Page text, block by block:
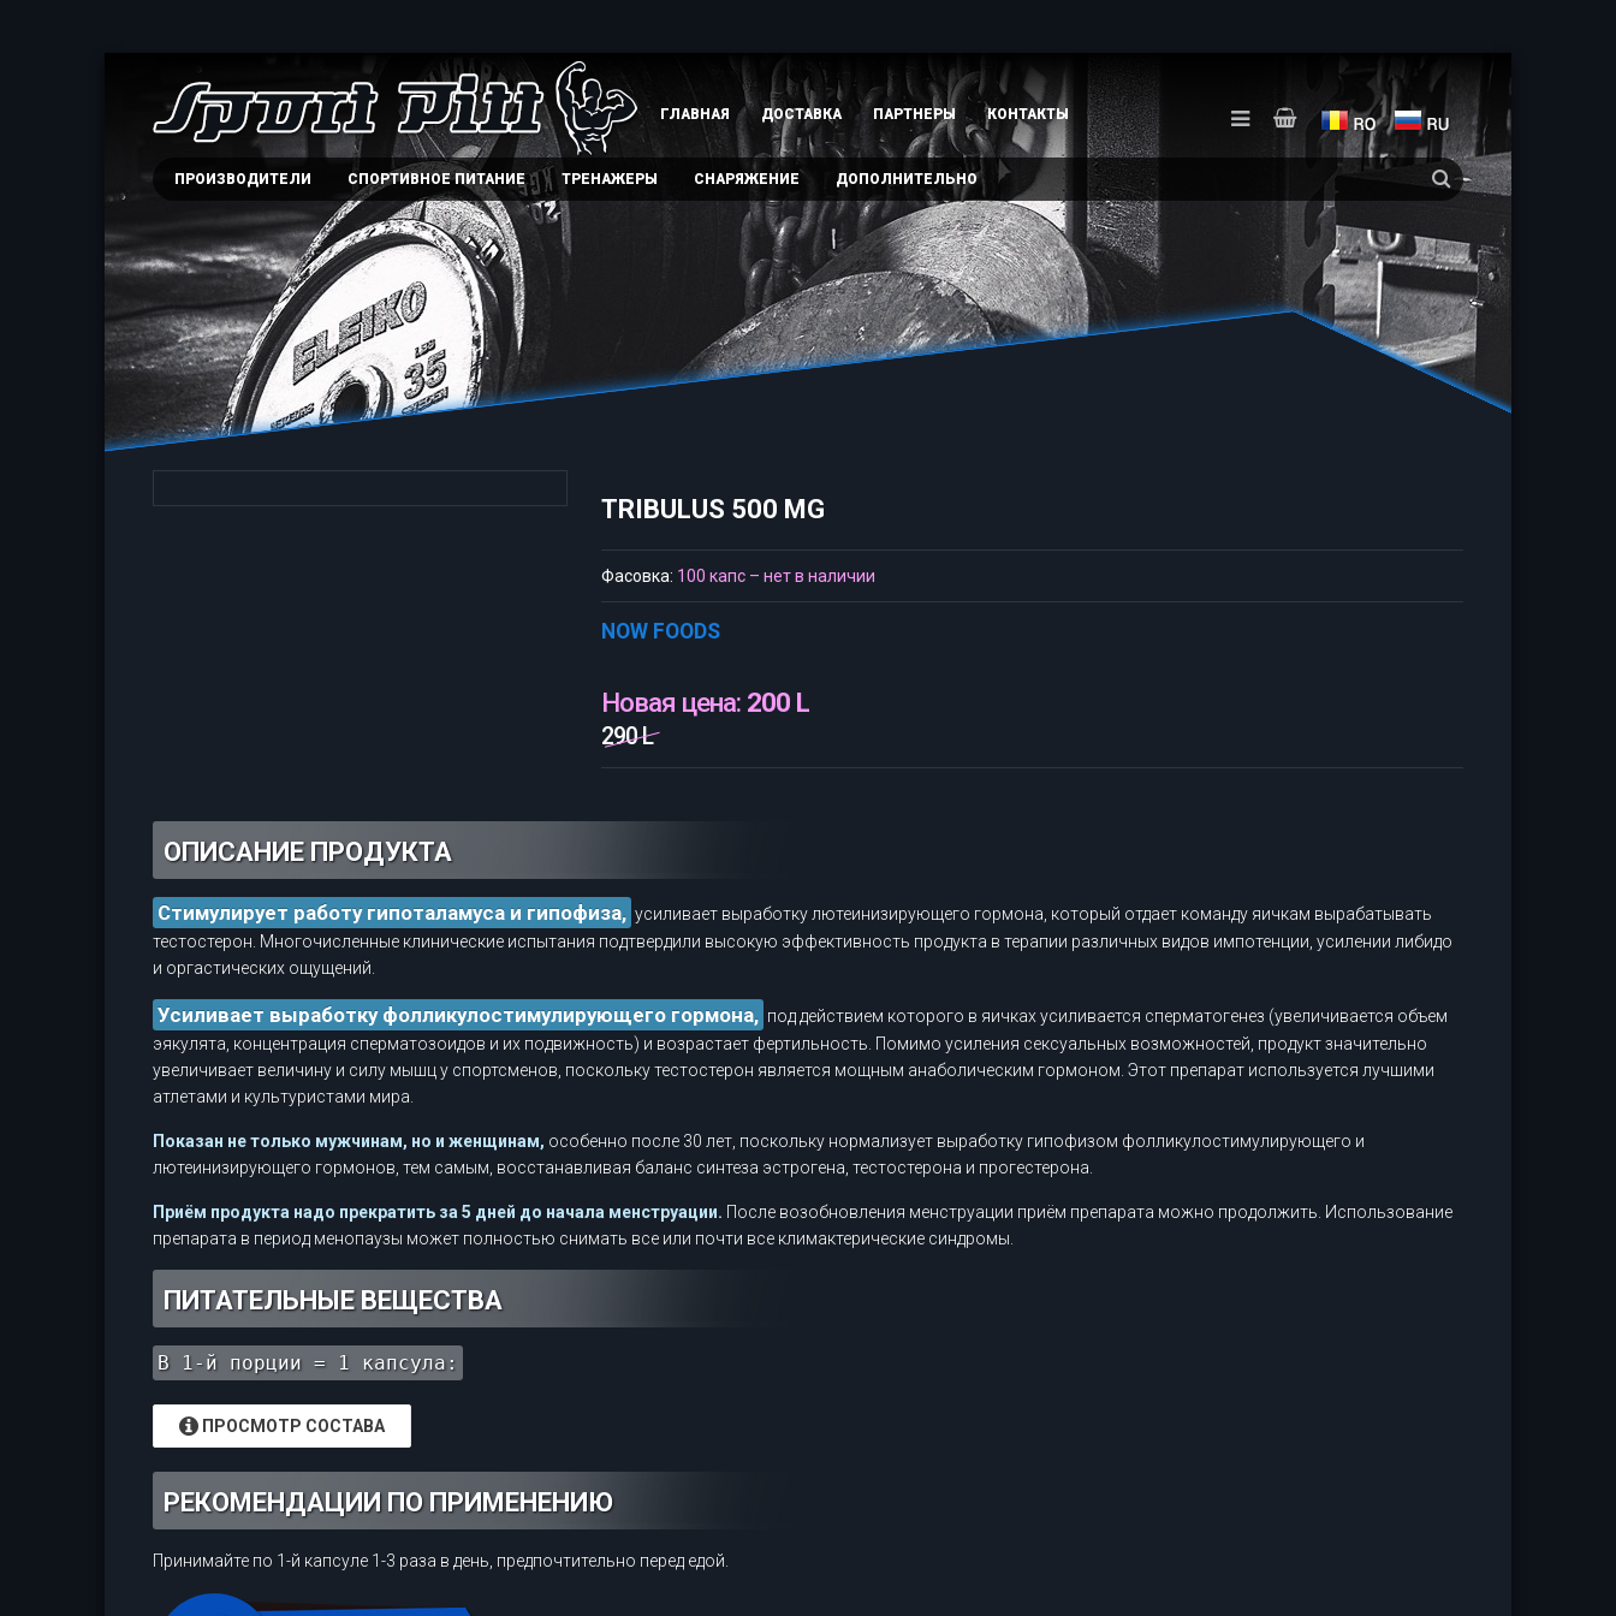
ГЛАВНАЯ ДОСТАВКА ПАРТНЕРЫ КОНТАКТЫ
ПРОИЗВОДИТЕЛИ СПОРТИВНОЕ ПИТАНИЕ ТРЕНАЖЕРЫ СНАРЯЖЕНИЕ ДОПОЛНИТЕЛЬНО
TRIBULUS 500 MG
Фасовка: 100 капс – нет в наличии
NOW FOODS
Новая цена: 200 L
290 L
ОПИСАНИЕ ПРОДУКТА
Стимулирует работу гипоталамуса и гипофиза, усиливает выработку лютеинизирующего гормона, который отдает команду яичкам вырабатывать
тестостерон. Многочисленные клинические испытания подтвердили высокую эффективность продукта в терапии различных видов импотенции, усилении либидо
и оргастических ощущений.
Усиливает выработку фолликулостимулирующего гормона, под действием которого в яичках усиливается сперматогенез (увеличивается объем
эякулята, концентрация сперматозоидов и их подвижность) и возрастает фертильность. Помимо усиления сексуальных возможностей, продукт значительно
увеличивает величину и силу мышц у спортсменов, поскольку тестостерон является мощным анаболическим гормоном. Этот препарат используется лучшими
атлетами и культуристами мира.
Показан не только мужчинам, но и женщинам, особенно после 30 лет, поскольку нормализует выработку гипофизом фолликулостимулирующего и
лютеинизирующего гормонов, тем самым, восстанавливая баланс синтеза эстрогена, тестостерона и прогестерона.
Приём продукта надо прекратить за 5 дней до начала менструации. После возобновления менструации приём препарата можно продолжить. Использование
препарата в период менопаузы может полностью снимать все или почти все климактерические синдромы.
ПИТАТЕЛЬНЫЕ ВЕЩЕСТВА
В 1-й порции = 1 капсула:
ПРОСМОТР СОСТАВА
РЕКОМЕНДАЦИИ ПО ПРИМЕНЕНИЮ
Принимайте по 1-й капсуле 1-3 раза в день, предпочтительно перед едой.